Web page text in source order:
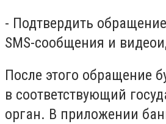
- Подтвердить
SMS-сообщения и
После этого обращение
в соответствующий
орган. В приложении